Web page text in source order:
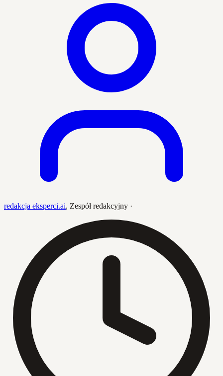
redakcja eksperci.ai, Zespół redakcyjny ·